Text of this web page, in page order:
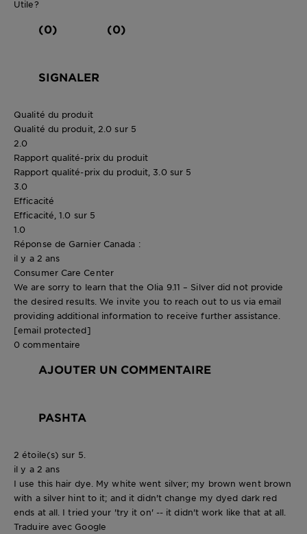
Utile?
(0) (0)
SIGNALER
Qualité du produit
Qualité du produit, 2.0 sur 5
2.0
Rapport qualité-prix du produit
Rapport qualité-prix du produit, 3.0 sur 5
3.0
Efficacité
Efficacité, 1.0 sur 5
1.0
Réponse de Garnier Canada :
il y a 2 ans
Consumer Care Center
We are sorry to learn that the Olia 9.11 – Silver did not provide
the desired results. We invite you to reach out to us via email
providing additional information to receive further assistance.
[email protected]
0 commentaire
AJOUTER UN COMMENTAIRE
PASHTA
2 étoile(s) sur 5.
il y a 2 ans
I use this hair dye. My white went silver; my brown went brown
with a silver hint to it; and it didn't change my dyed dark red
ends at all. I tried your 'try it on' -- it didn't work like that at all.
Traduire avec Google